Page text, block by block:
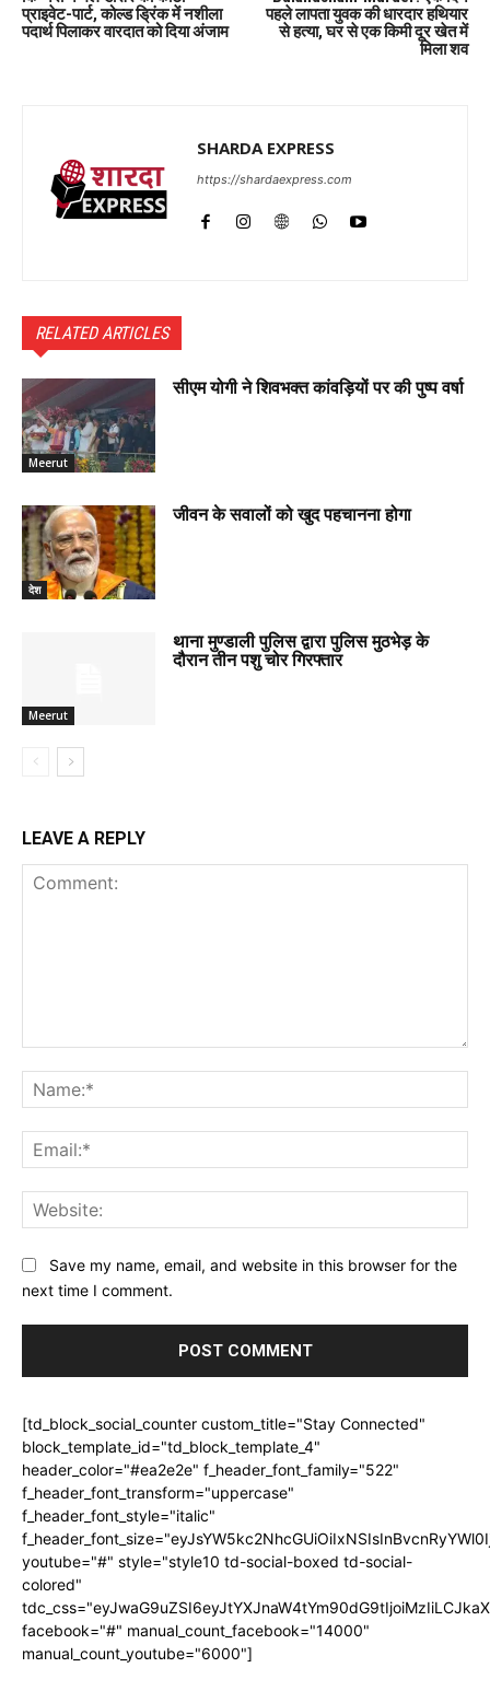
प्राइवेट-पार्ट, कोल्ड ड्रिंक में नशीला
पदार्थ पिलाकर वारदात को दिया अंजाम
पहले लापता युवक की धारदार हथियार
से हत्या, घर से एक किमी दूर खेत में
मिला शव
SHARDA EXPRESS
https://shardaexpress.com
RELATED ARTICLES
Meerut
सीएम योगी ने शिवभक्त कांवड़ियों पर की पुष्प वर्षा
देश
जीवन के सवालों को खुद पहचानना होगा
Meerut
थाना मुण्डाली पुलिस द्वारा पुलिस मुठभेड़ के
दौरान तीन पशु चोर गिरफ्तार
LEAVE A REPLY
Save my name, email, and website in this browser for the
next time I comment.
[td_block_social_counter custom_title="Stay Connected"
block_template_id="td_block_template_4"
header_color="#ea2e2e" f_header_font_family="522"
f_header_font_transform="uppercase"
f_header_font_style="italic"
youtube="#" style="style10 td-social-boxed td-social-
colored"
facebook="#" manual_count_facebook="14000"
manual_count_youtube="6000"]